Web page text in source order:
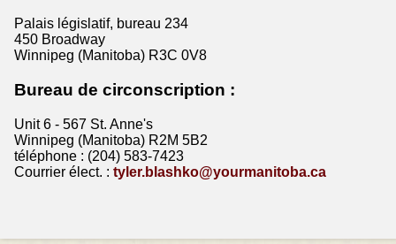
Palais législatif, bureau 234
450 Broadway
Winnipeg (Manitoba) R3C 0V8
Bureau de circonscription :
Unit 6 - 567 St. Anne's
Winnipeg (Manitoba) R2M 5B2
téléphone : (204) 583-7423
Courrier élect. : tyler.blashko@yourmanitoba.ca